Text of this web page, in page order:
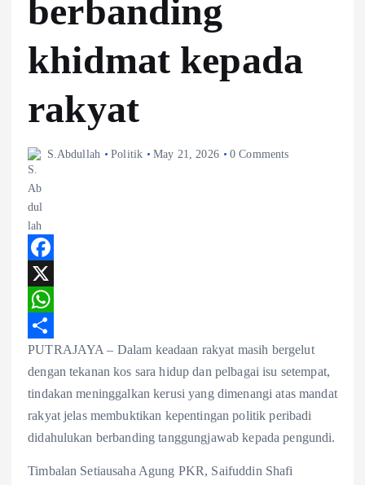
berbanding
khidmat kepada
rakyat
S.Abdullah Politik May 21, 2026 0 Comments
F
a
c
e
b
X
W
h
a
S
h
PUTRAJAYA – Dalam keadaan rakyat masih bergelut
dengan tekanan kos sara hidup dan pelbagai isu setempat,
tindakan meninggalkan kerusi yang dimenangi atas mandat
rakyat jelas membuktikan kepentingan politik peribadi
didahulukan berbanding tanggungjawab kepada pengundi.
Timbalan Setiausaha Agung PKR, Saifuddin Shafi